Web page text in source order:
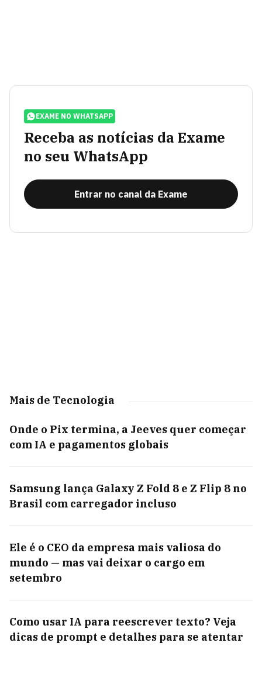
EXAME NO WHATSAPP
Receba as notícias da Exame
no seu WhatsApp
Entrar no canal da Exame
Mais de Tecnologia
Onde o Pix termina, a Jeeves quer começar
com IA e pagamentos globais
Samsung lança Galaxy Z Fold 8 e Z Flip 8 no
Brasil com carregador incluso
Ele é o CEO da empresa mais valiosa do
mundo — mas vai deixar o cargo em
setembro
Como usar IA para reescrever texto? Veja
dicas de prompt e detalhes para se atentar